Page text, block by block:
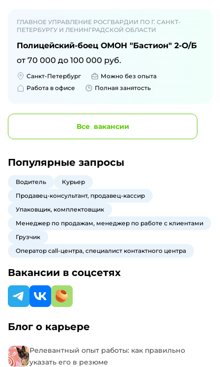
ГЛАВНОЕ УПРАВЛЕНИЕ РОСГВАРДИИ ПО Г. САНКТ-
ПЕТЕРБУРГУ И ЛЕНИНГРАДСКОЙ ОБЛАСТИ
Полицейский-боец ОМОН "Бастион" 2-О/Б
от 70 000 до 100 000 руб.
Санкт-Петербург
Можно без опыта
Работа в офисе
Полная занятость
Все вакансии
Популярные запросы
Водитель
Курьер
Продавец-консультант, продавец-кассир
Упаковщик, комплектовщик
Менеджер по продажам, менеджер по работе с клиентами
Грузчик
Оператор call-центра, специалист контактного центра
Вакансии в соцсетях
Блог о карьере
Релевантный опыт работы: как правильно
указать его в резюме